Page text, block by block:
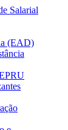
Salarial
(EAD)